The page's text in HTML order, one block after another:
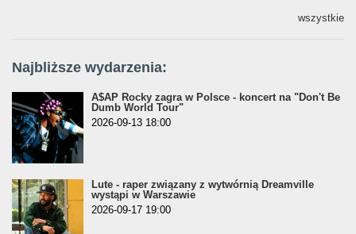
wszystkie
Najbliższe wydarzenia:
A$AP Rocky zagra w Polsce - koncert na "Don't Be
Dumb World Tour"
2026-09-13 18:00
Lute - raper związany z wytwórnią Dreamville
wystąpi w Warszawie
2026-09-17 19:00